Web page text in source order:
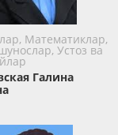
Математиклар,
Устоз ва
Галина